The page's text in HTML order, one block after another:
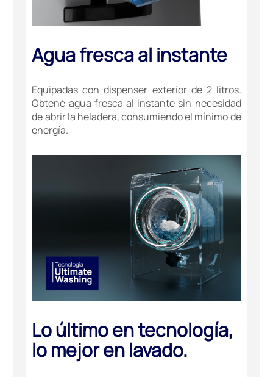
Agua fresca al instante
Equipadas con dispenser exterior de 2 litros.
Obtené agua fresca al instante sin necesidad
de abrir la heladera, consumiendo el mínimo de
energía.
Lo último en tecnología,
lo mejor en lavado.